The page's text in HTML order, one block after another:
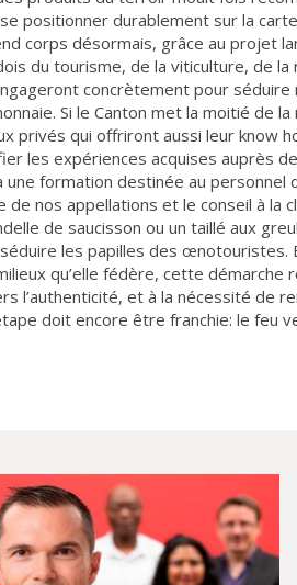
positionner durablement sur la
corps désormais, grâce au projet
du tourisme, de la viticulture, de la
concrètement pour
Si le Canton met la moitié de
privés qui offriront aussi leur know
les expériences acquises auprès
une formation destinée au personnel
de nos appellations et le conseil à la
de saucisson ou un taillé aux
les papilles des œnotouristes.
qu’elle fédère, cette
l’authenticité, et à la nécessité de
doit encore être franchie: le feu